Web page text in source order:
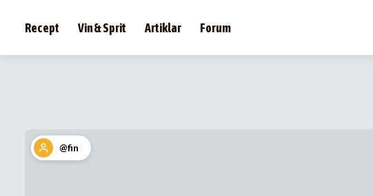
Recept Vin & Sprit Artiklar Forum
@fin